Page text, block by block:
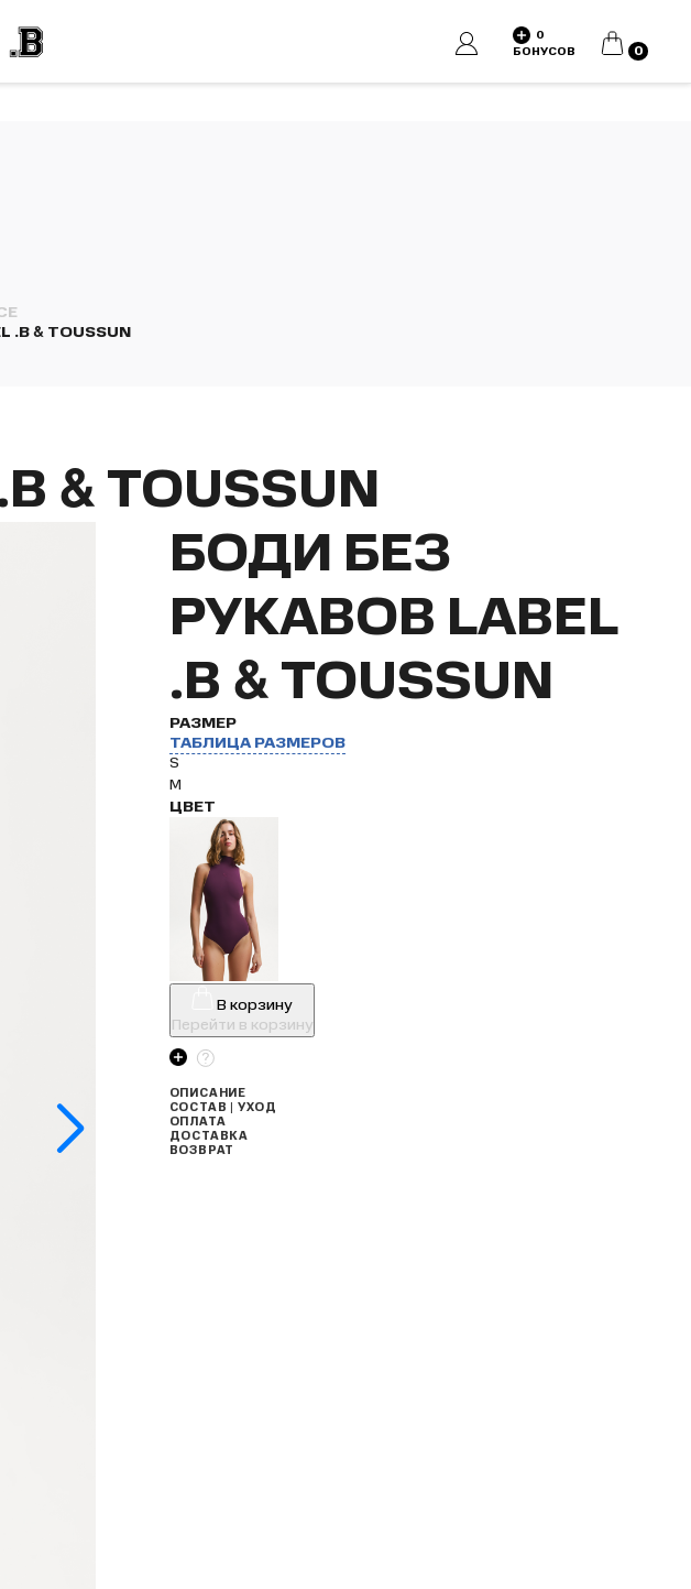
0
БОНУСОВ
КОРЗИНА
0
& TOUSSUN
& TOUSSUN
БОДИ БЕЗ
РУКАВОВ LABEL
.B & TOUSSUN
РАЗМЕР
ТАБЛИЦА РАЗМЕРОВ
S
M
ЦВЕТ
В корзину
Перейти в корзину
ОПИСАНИЕ
СОСТАВ | УХОД
ОПЛАТА
ДОСТАВКА
ВОЗВРАТ